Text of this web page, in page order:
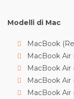
Modelli di Mac
MacBook
MacBook Air
MacBook Air
MacBook Air
MacBook Air